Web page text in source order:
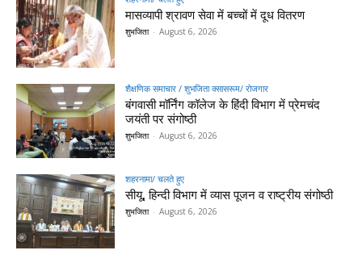
मासव्यापी श्रावण सेवा में बच्चों में दूध वितरण
शुभजिता - August 6, 2026
शैक्षणिक समाचार / शुभजिता क्सासरूम/ रोजगार
बंगवासी मॉर्निंग कॉलेज के हिंदी विभाग में प्रेमचंद
जयंती पर संगोष्ठी
शुभजिता - August 6, 2026
शहरनामा/ चलते हुए
सीयू, हिन्दी विभाग में व्यास पूजन व राष्ट्रीय संगोष्ठी
शुभजिता - August 6, 2026